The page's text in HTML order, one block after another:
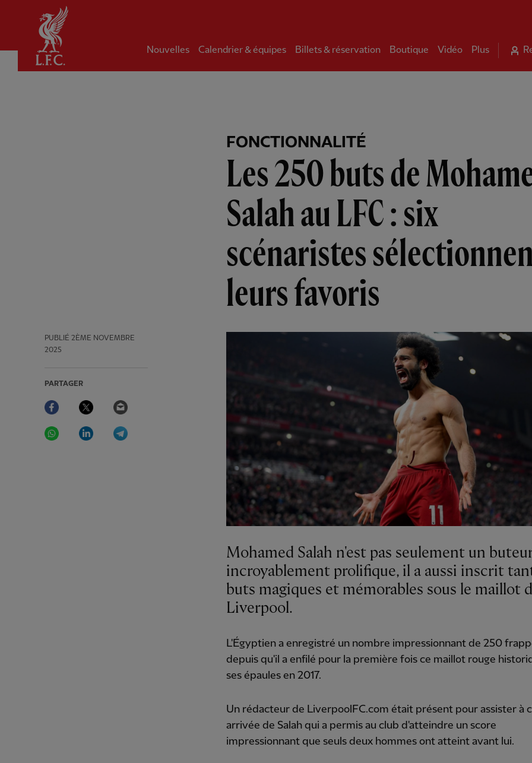
Nouvelles Calendrier & équipes Billets & réservation Boutique Vidéo Plus
FONCTIONNALITÉ
Les 250 buts de
Salah au LFC : six
scénaristes
leurs favoris
PUBLIÉ 2ÈME NOVEMBRE
2025
PARTAGER
Facebook Twitter
WhatsAppLinkedIn
Mohamed Salah n'est pas seulement un
incroyablement prolifique, il a aussi inscrit
buts magiques et mémorables sous le maillot
Liverpool.
L'Égyptien a enregistré un nombre impressionnant de 250
depuis qu'il a enfilé pour la première fois ce maillot rouge
ses épaules en 2017.
Un rédacteur de LiverpoolFC.com était présent pour assister à
arrivée de Salah qui a permis au club d'atteindre un score
impressionnant que seuls deux hommes ont atteint avant lui.